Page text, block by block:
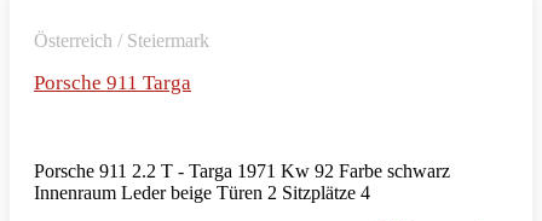
Österreich / Steiermark
Porsche 911 Targa
Porsche 911 2.2 T - Targa 1971 Kw 92 Farbe schwarz
Innenraum Leder beige Türen 2 Sitzplätze 4